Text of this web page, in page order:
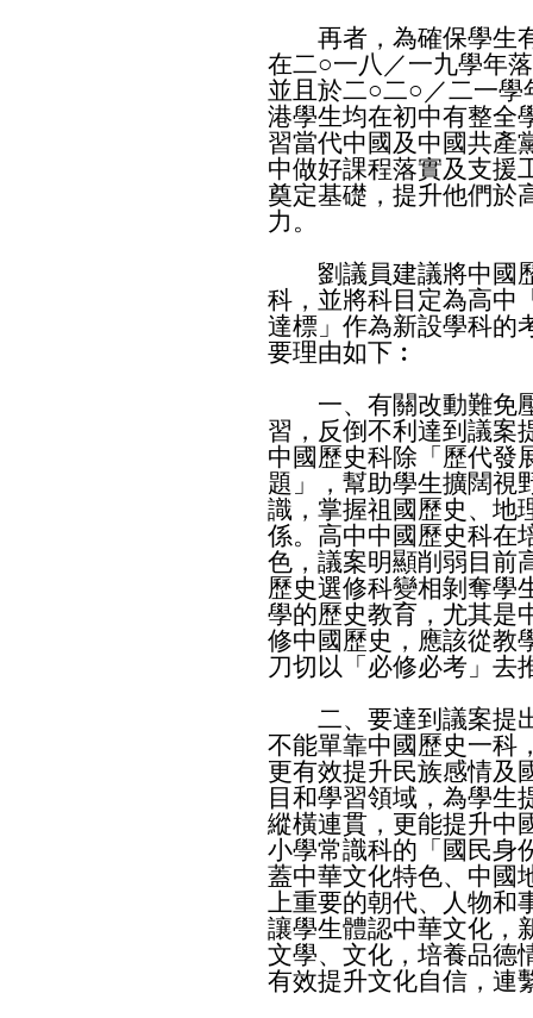
再者，為確保學生有
在二○一八／一九學年
並且於二○二○／二一學
港學生均在初中有整全
習當代中國及中國共產
中做好課程落實及支援
奠定基礎，提升他們於
力。
劉議員建議將中國歷
科，並將科目定為高中
達標」作為新設學科的
要理由如下︰
一、有關改動難免壓
習，反倒不利達到議案
中國歷史科除「歷代發
題」，幫助學生擴闊視
識，掌握祖國歷史、地
係。高中中國歷史科在
色，議案明顯削弱目前
歷史選修科變相剝奪學
學的歷史教育，尤其是
修中國歷史，應該從教
刀切以「必修必考」去
二、要達到議案提出
不能單靠中國歷史一科
更有效提升民族感情及
目和學習領域，為學生
縱橫連貫，更能提升中
小學常識科的「國民身
蓋中華文化特色、中國
上重要的朝代、人物
讓學生體認中華文化，
文學、文化，培養品德
有效提升文化自信，連